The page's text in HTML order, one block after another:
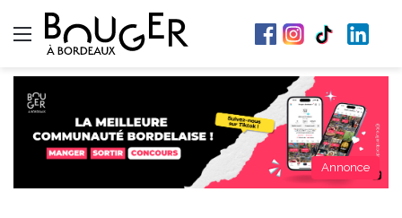
Menu
Annonce